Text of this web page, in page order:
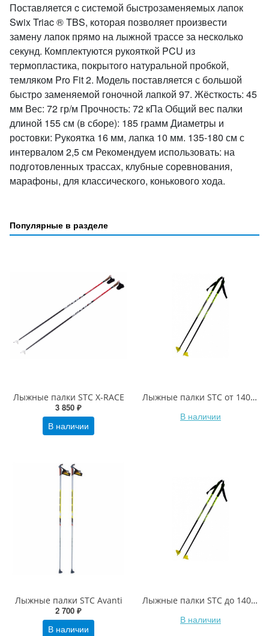
Поставляется c системой быстрозаменяемых лапок
Swix Triac ® TBS, которая позволяет произвести
замену лапок прямо на лыжной трассе за несколько
секунд. Комплектуются рукояткой PCU из
термопластика, покрытого натуральной пробкой,
темляком Pro Fit 2. Модель поставляется с большой
быстро заменяемой гоночной лапкой 97. Жёсткость: 45
мм Вес: 72 гр/м Прочность: 72 кПа Общий вес палки
длиной 155 см (в сборе): 185 грамм Диаметры и
ростовки: Рукоятка 16 мм, лапка 10 мм. 135-180 см с
интервалом 2,5 см Рекомендуем использовать: на
подготовленных трассах, клубные соревнования,
марафоны, для классического, конькового хода.
Популярные в разделе
Лыжные палки STC X-RACE
3 850 ₽
В наличии
Лыжные палки STC от 140см
В наличии
Лыжные палки STC Avanti
2 700 ₽
В наличии
Лыжные палки STC до 140см
В наличии